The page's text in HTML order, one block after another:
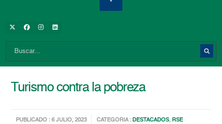
Turismo contra la pobreza
PUBLICADO : 6 JULIO, 2023 CATEGORIA :DESTACADOS, RSE